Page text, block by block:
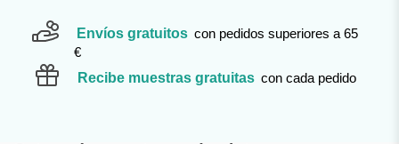
Envíos gratuitos con pedidos superiores a 65
€
Recibe muestras gratuitas con cada pedido